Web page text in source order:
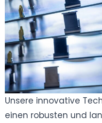
Unsere innovative
einen robusten und